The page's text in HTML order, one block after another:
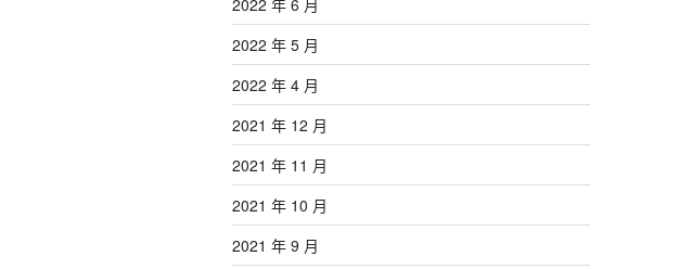
2022 年 5 月
2022 年 4 月
2021 年 12 月
2021 年 11 月
2021 年 10 月
2021 年 9 月